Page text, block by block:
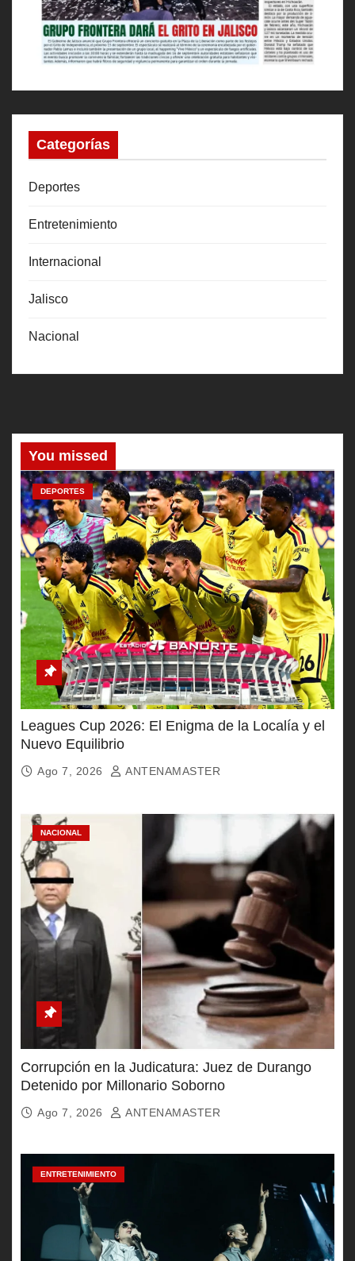
Categorías
Deportes
Entretenimiento
Internacional
Jalisco
Nacional
You missed
DEPORTES
Leagues Cup 2026: El Enigma de la Localía y el
Nuevo Equilibrio
Ago 7, 2026 ANTENAMASTER
NACIONAL
Corrupción en la Judicatura: Juez de Durango
Detenido por Millonario Soborno
Ago 7, 2026 ANTENAMASTER
ENTRETENIMIENTO